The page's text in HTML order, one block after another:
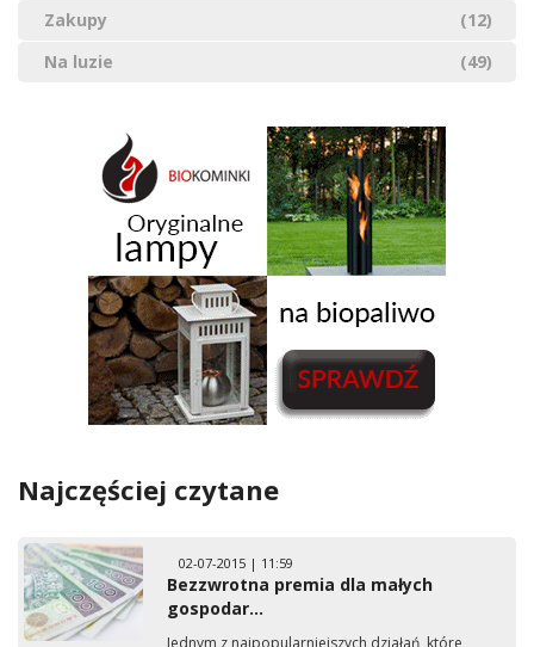
Zakupy
(12)
Na luzie
(49)
Najczęściej czytane
02-07-2015 | 11:59
Bezzwrotna premia dla małych
gospodar...
Jednym z najpopularniejszych działań, które